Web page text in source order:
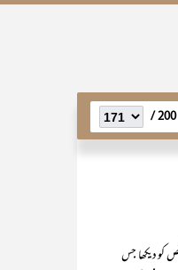
200 /
کو دیکھا جس